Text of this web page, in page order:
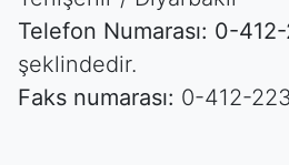
Telefon Numarası: 0-
şeklindedir.
Faks numarası: 0-412-